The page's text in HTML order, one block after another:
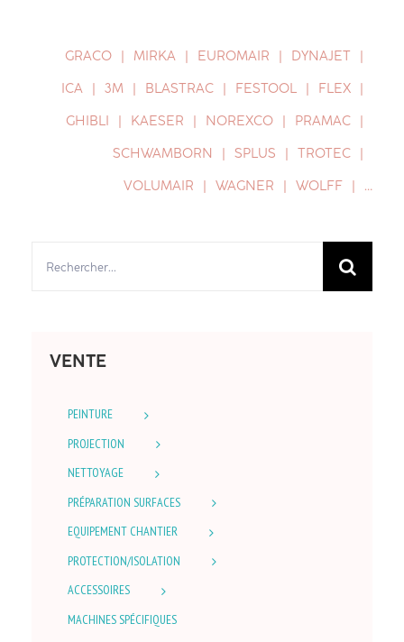
GRACO MIRKA EUROMAIR
DYNAJET
ICA
3M BLASTRAC FESTOOL
FLEX
GHIBLI
KAESER NOREXCO
PRAMAC
SCHWAMBORN
SPLUS
TROTEC
VOLUMAIR
WAGNER WOLFF …
VENTE
PEINTURE
PROJECTION
NETTOYAGE
PRÉPARATION SURFACES
EQUIPEMENT CHANTIER
PROTECTION/ISOLATION
ACCESSOIRES
MACHINES SPÉCIFIQUES